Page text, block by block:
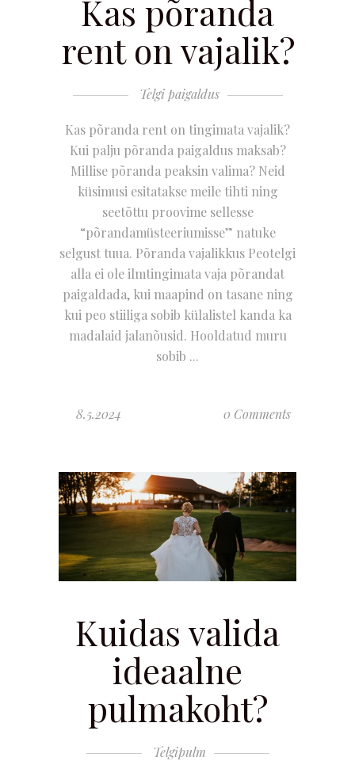
Kas põranda
rent on vajalik?
Telgi paigaldus
Kas põranda rent on tingimata vajalik?
Kui palju põranda paigaldus maksab?
Millise põranda peaksin valima? Neid
küsimusi esitatakse meile tihti ning
seetõttu proovime sellesse
“põrandamüsteeriumisse” natuke
selgust tuua. Põranda vajalikkus Peotelgi
alla ei ole ilmtingimata vaja põrandat
paigaldada, kui maapind on tasane ning
kui peo stiiliga sobib külalistel kanda ka
madalaid jalanõusid. Hooldatud muru
sobib
8.5.2024 0 Comments
Kuidas valida
ideaalne
pulmakoht?
Telgipulm